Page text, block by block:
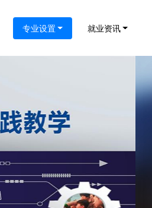
专业设置 就业资讯